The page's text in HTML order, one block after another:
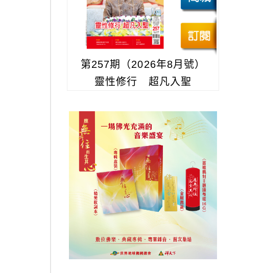
第257期（2026年8月號）
靈性修行 超凡入聖